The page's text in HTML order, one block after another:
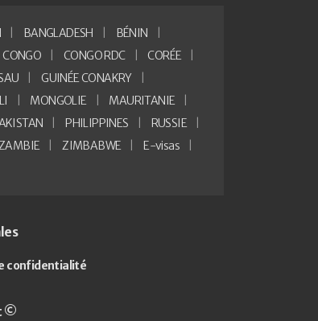
BANGLADESH
BÉNIN
CONGO CONGO RDC
CORÉE
GUINÉE CONAKRY
MONGOLIE
MAURITANIE
PHILIPPINES
RUSSIE
ZIMBABWE
E-visas
confidentialité
©